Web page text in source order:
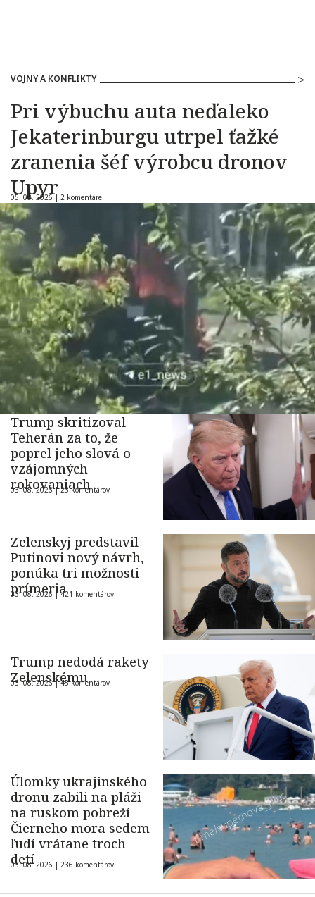
VOJNY A KONFLIKTY
Pri výbuchu auta neďaleko
Jekaterinburgu utrpel ťažké
zranenia šéf výrobcu dronov
Upyr
05. 08. 2026 | 2 komentáre
Trump skritizoval
Teherán za to, že
poprel jeho slová o
vzájomných
rokovaniach
03. 08. 2026 |23 komentárov
Zelenskyj predstavil
Putinovi nový návrh,
ponúka tri možnosti
prímeria
03. 08. 2026 |421 komentárov
Trump nedodá rakety
Zelenskému
03. 08. 2026 |45 komentárov
Úlomky ukrajinského
dronu zabili na pláži
na ruskom pobreží
Čierneho mora sedem
ľudí vrátane troch
detí
03. 08. 2026 | 236 komentárov